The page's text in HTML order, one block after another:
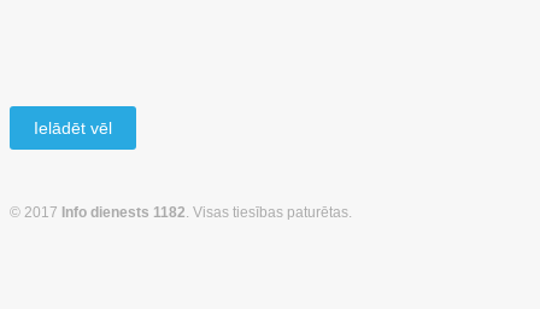
Ielādēt vēl
© 2017 Info dienests 1182. Visas tiesības paturētas.